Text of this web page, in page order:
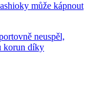
může kápnout
neuspěl,
korun díky